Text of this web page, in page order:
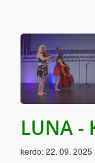
LUNA -
kerdo:22. 09. 2025